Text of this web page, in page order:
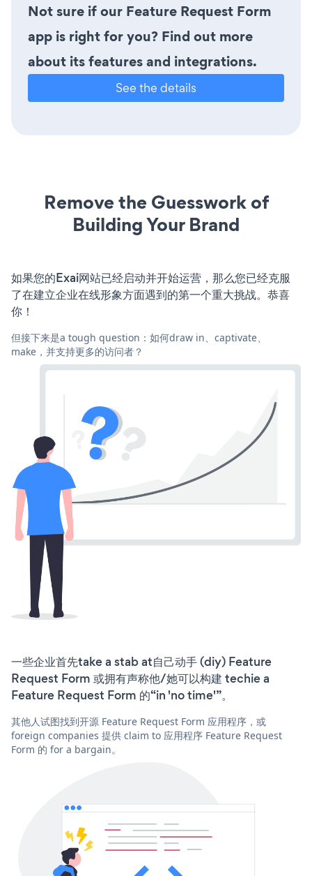
Not sure if our Feature Request Form
app is right for you? Find out more
about its features and integrations.
See the details
Remove the Guesswork of
Building Your Brand
如果您的Exai网站已经启动并开始运营，那么您已经克服
了在建立企业在线形象方面遇到的第一个重大挑战。恭喜
你！
但接下来是a tough question：如何draw in、captivate、
make，并支持更多的访问者？
一些企业首先take a stab at自己动手 (diy) Feature
Request Form 或拥有声称他/她可以构建 techie a
Feature Request Form 的“in 'no time'”。
其他人试图找到开源 Feature Request Form 应用程序，或
foreign companies 提供 claim to 应用程序 Feature Request
Form 的 for a bargain。